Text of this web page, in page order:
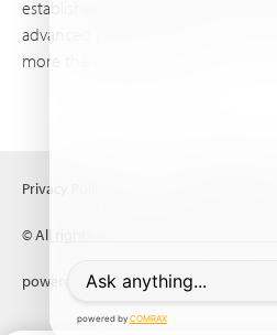
established distribution and
advanced plant nutrition solutions
more than 100 countries.
© All rights reserved (2026) Haifa Negev
Privacy Policy
powered byComrax